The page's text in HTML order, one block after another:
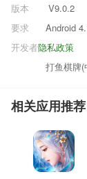
版本
V9.0.2
要求
Android
隐私政策
开发者
打鱼棋牌(
相关应用推荐